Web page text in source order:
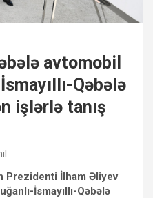
avtomobil
Qəbələ
işlərlə tanış
Prezidenti İlham Əliyev
İsmayıllı-Qəbələ